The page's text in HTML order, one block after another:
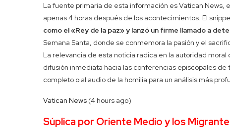
La fuente primaria de esta información es Vatican
apenas 4 horas después de los acontecimientos. El
como el «Rey de la paz» y lanzó un firme llamado a
Semana Santa, donde se conmemora la pasión y el
La relevancia de esta noticia radica en la autoridad
difusión inmediata hacia las conferencias episcopales
completo o al audio de la homilía para un análisis más
Vatican News (4 hours ago)
Súplica por Oriente Medio y los